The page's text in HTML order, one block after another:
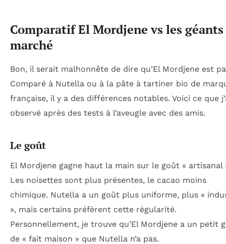
Comparatif El Mordjene vs les
marché
Bon, il serait malhonnête de dire qu’El Mordjene est
Comparé à Nutella ou à la pâte à tartiner bio de
française, il y a des différences notables. Voici ce que
observé après des tests à l’aveugle avec des amis.
Le goût
El Mordjene gagne haut la main sur le goût « artisanal
Les noisettes sont plus présentes, le cacao moins
chimique. Nutella a un goût plus uniforme, plus «
», mais certains préfèrent cette régularité.
Personnellement, je trouve qu’El Mordjene a un petit
de « fait maison » que Nutella n’a pas.